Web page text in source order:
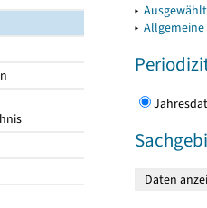
▸
▸